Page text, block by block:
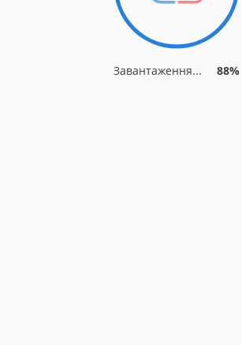
Завантаження... 88%